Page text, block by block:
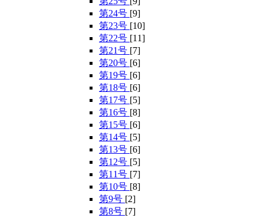
第24号 [9]
第23号 [10]
第22号 [11]
第21号 [7]
第20号 [6]
第19号 [6]
第18号 [6]
第17号 [5]
第16号 [8]
第15号 [6]
第14号 [5]
第13号 [6]
第12号 [5]
第11号 [7]
第10号 [8]
第9号 [2]
第8号 [7]